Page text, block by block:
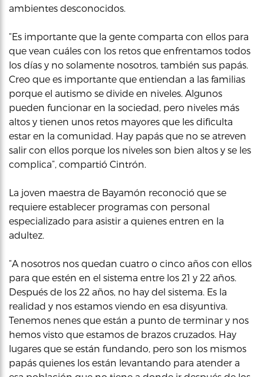
ambientes desconocidos.
“Es importante que la gente comparta con ellos para
que vean cuáles con los retos que enfrentamos todos
los días y no solamente nosotros, también sus papás.
Creo que es importante que entiendan a las familias
porque el autismo se divide en niveles. Algunos
pueden funcionar en la sociedad, pero niveles más
altos y tienen unos retos mayores que les dificulta
estar en la comunidad. Hay papás que no se atreven
salir con ellos porque los niveles son bien altos y se les
complica”, compartió Cintrón.
La joven maestra de Bayamón reconoció que se
requiere establecer programas con personal
especializado para asistir a quienes entren en la
adultez.
“A nosotros nos quedan cuatro o cinco años con ellos
para que estén en el sistema entre los 21 y 22 años.
Después de los 22 años, no hay del sistema. Es la
realidad y nos estamos viendo en esa disyuntiva.
Tenemos nenes que están a punto de terminar y nos
hemos visto que estamos de brazos cruzados. Hay
lugares que se están fundando, pero son los mismos
papás quienes los están levantando para atender a